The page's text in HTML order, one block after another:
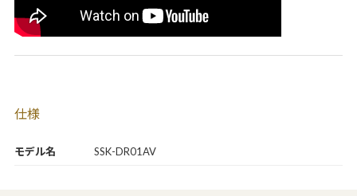
モデル名 SSK-DR01AV
仕様